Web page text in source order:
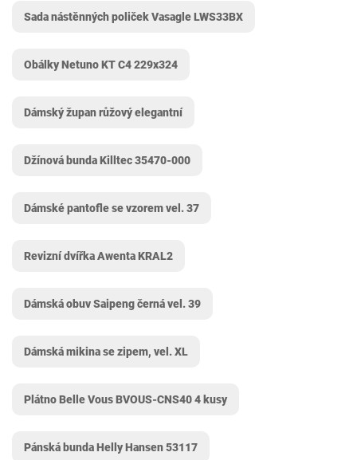
Sada nástěnných poliček Vasagle LWS33BX
Obálky Netuno KT C4 229x324
Dámský župan růžový elegantní
Džínová bunda Killtec 35470-000
Dámské pantofle se vzorem vel. 37
Revizní dvířka Awenta KRAL2
Dámská obuv Saipeng černá vel. 39
Dámská mikina se zipem, vel. XL
Plátno Belle Vous BVOUS-CNS40 4 kusy
Pánská bunda Helly Hansen 53117